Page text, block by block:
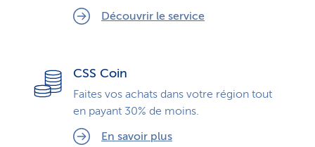
Découvrir le service
CSS Coin
Faites vos achats dans votre région tout
en payant 30% de moins.
En savoir plus